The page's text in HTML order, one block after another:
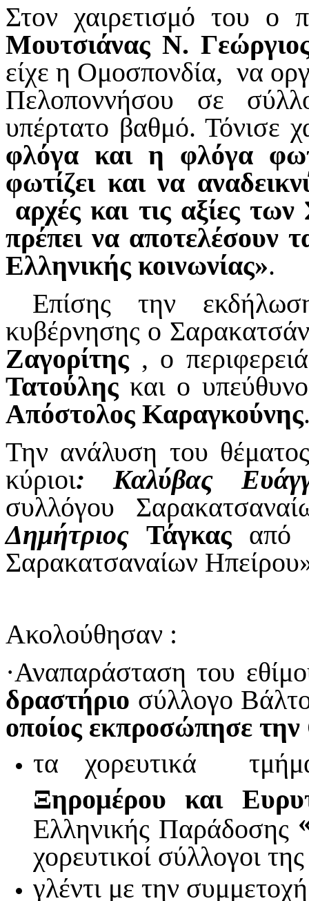
Στον χαιρετισμό του ο
Μουτσιάνας Ν.
είχε η Ομοσπονδία, να
Πελοποννήσου σε
υπέρτατο βαθμό. Τόνισε
φλόγα και η φλόγα
φωτίζει και να
αρχές και τις αξίες
πρέπει να αποτελέσουν
Ελληνικής κοινωνίας».
Επίσης την
κυβέρνησης ο
Ζαγορίτης , ο
Τατούλης και ο
Απόστολος Καραγκούνης
Την ανάλυση του
κύριοι: Καλύβας
συλλόγου
ΔημήτριοςΤάγκας από
Σαρακατσαναίων
Ακολούθησαν :
·Αναπαράσταση του
δραστήριο σύλλογο
οποίος εκπροσώπησε
τα χορευτικά
Ξηρομέρου και
Ελληνικής Παράδοσης
χορευτικοί σύλλογοι
γλέντι με την